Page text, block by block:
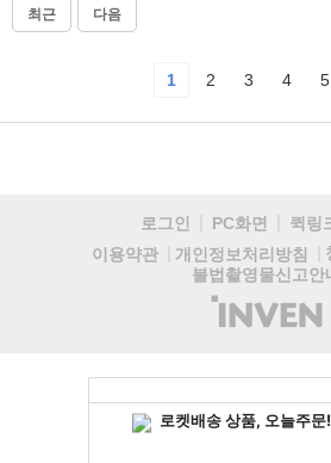
최근 다음
1 2 3 4 5
로그인 PC화면 퀵링
이용약관
개인정보처리방침
불법촬영물신고안
(주)
인